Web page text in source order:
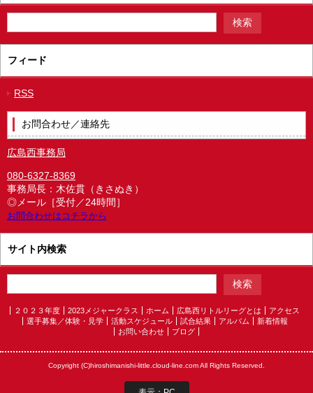
フィード
RSS
お問合わせ／連絡先
広島西事務局
080-6327-8369
事務局長：木佐貫（きさぬき）
◎メール［受付／24時間］
お問合わせはコチラから
サイト内検索
２０２３年度 2023メジャークラス ホーム 広島西リトルリーグとは
アクセス
選手募集／体験・見学
活動スケジュール 試合結果 アルバム
新着情報
お問い合わせ
ブログ
Copyright (C)hiroshimanishi-little.cloud-line.com All Rights Reserved.